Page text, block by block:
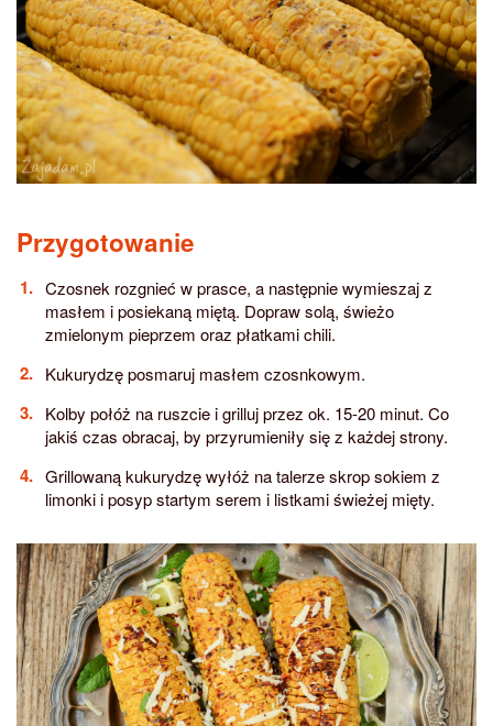
Przygotowanie
Czosnek rozgnieć w prasce, a następnie wymieszaj z
masłem i posiekaną miętą. Dopraw solą, świeżo
zmielonym pieprzem oraz płatkami chili.
Kukurydzę posmaruj masłem czosnkowym.
Kolby połóż na ruszcie i grilluj przez ok. 15-20 minut. Co
jakiś czas obracaj, by przyrumieniły się z każdej strony.
Grillowaną kukurydzę wyłóż na talerze skrop sokiem z
limonki i posyp startym serem i listkami świeżej mięty.